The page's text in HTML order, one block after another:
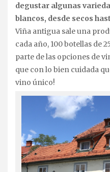
degustar algunas
blancos, desde secos
Viña antigua sale una
cada año, 100 botellas de
parte de las opciones de
que con lo bien cuidada
vino único!